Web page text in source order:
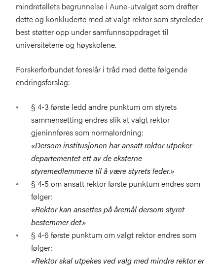
mindretallets begrunnelse i Aune-utvalget som drøfter
dette og konkluderte med at valgt rektor som styreleder
best støtter opp under samfunnsoppdraget til
universitetene og høyskolene.
Forskerforbundet foreslår i tråd med dette følgende
endringsforslag:
§ 4-3 første ledd andre punktum om styrets
sammensetting endres slik at valgt rektor
gjeninnføres som normalordning:
«Dersom institusjonen har ansatt rektor utpeker
departementet ett av de eksterne
styremedlemmene til å være styrets leder.»
§ 4-5 om ansatt rektor første punktum endres som
følger:
«Rektor kan ansettes på åremål dersom styret
bestemmer det»
§ 4-6 første punktum om valgt rektor endres som
følger:
«Rektor skal utpekes ved valg med mindre rektor er